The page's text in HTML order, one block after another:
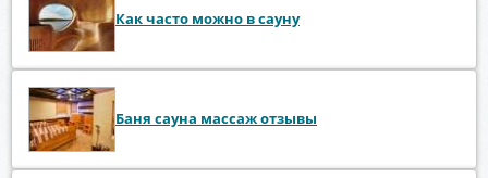
Как часто можно в сауну
Баня сауна массаж отзывы